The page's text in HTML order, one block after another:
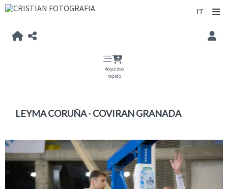
Acquisto
rapido
LEYMA CORUÑA - COVIRAN GRANADA